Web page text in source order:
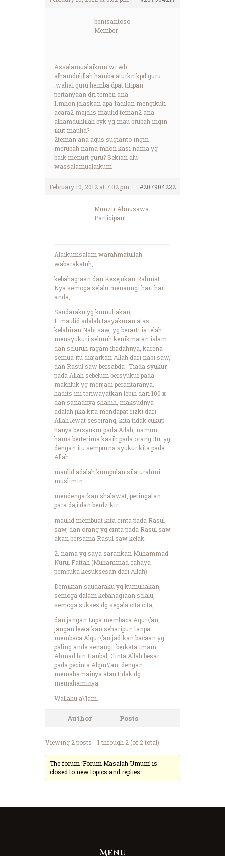
benisantoso
Member
Assalamualaikum wr.wb
alhamdulillah hamba aturkn kpd guru
.wahai guru hamba dpat titipan
pertanyaan dri temen ana
1.mhon jelaskan apa fadilan mengikuti
acara2 majelis maulid teman2 ana
alhamdulililah byk yg mau brubah ingin
ikut maulid?
2teman ana agus sugianto ingin
merubah nama mhon kasi nama yg
baik menurt guru? Sekian dlu
wassalamualaikum
February 10, 2012 at 7:02 pm #207904222
Munzir Almusawa
Participant
Alaikumsalam warahmatullah
wabarakatuh,
kebahagiaan dan Kesejukan Rahmat
Nya semoga selalu menaungi hari hari
anda,
Saudaraku yg kumuliakan,
1. maulid adalah tasyakuran atas
kelahiran Nabi saw, yg berarti ia telah
mensyukuri seluruh kenikmatan islam
dan seluruh ragam ibadahnya, karena
semua itu diajarkan Allah dari nabi saw,
dan Rasul saw bersabda : Tiada syukur
pada Allah sebelum bersyukur pada
makhluk yg menjadi perantaranya.
hadits ini teriwayatkan lebih dari 100 x
dan sanadnya shahih, maksudnya
adalah jika kita mendapat rizki dari
Allah lewat seseirang, kita tidak cukup
hanya bersyukur pada Allah, namun
harus berterima kasih pada orang itu, yg
dengan itu sempurna syukur kita pada
Allah.
maulid adalah kumpulan silaturahmi
muslimin
mendengarkan shalawat, peringatan
para da;i dan berdzikir
maulid membuat kita cinta pada Rasul
saw, dan orang yg cinta pada Rasul saw
akan bersama Rasul saw kelak.
2. nama yg saya sarankan Muhammad
Nurul Fattah (Muhammad cahaya
pembuka kesuksesan dari Allah)
Demikian saudaraku yg kumuliakan,
semoga dalam kebahagiaan selalu,
semoga sukses dg segala cita cita,
dan jangan Lupa membaca Aqur\’an,
jangan lewatkan seharipun tanpa
membaca Alqur\’an jadikan bacaan yg
paling anda senangi, berkata Imam
Ahmad bin Hanbal, Cinta Allah besar
pada pecinta Alqur\’an, dengan
memahamainya atau tidak dg
memahaminya.
Wallahu a\’lam.
Author Posts
Viewing 2 posts - 1 through 2 (of 2 total)
The forum ‘Forum Masalah Umum’ is
closed to new topics and replies.
Menu